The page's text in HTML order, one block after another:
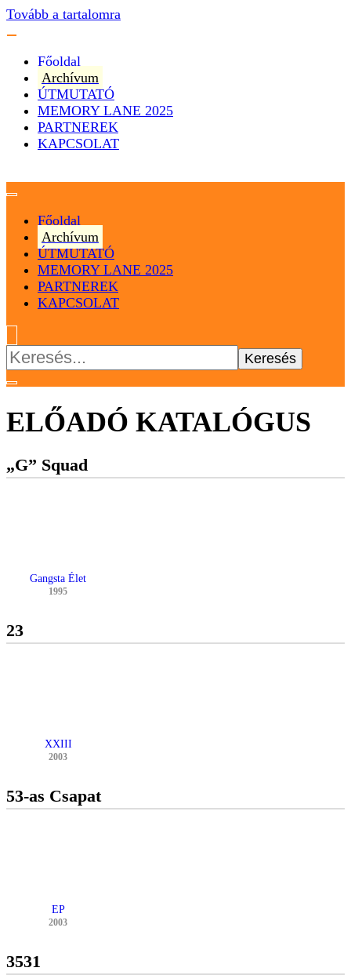
Tovább a tartalomra
Főoldal
Archívum
ÚTMUTATÓ
MEMORY LANE 2025
PARTNEREK
KAPCSOLAT
Magyar Hip Hop Archívum
Magyarország
Főoldal
Archívum
ÚTMUTATÓ
MEMORY LANE 2025
PARTNEREK
KAPCSOLAT
Keresés:
ELŐADÓ KATALÓGUS
„G” Squad
Gangsta Élet
1995
23
XXIII
2003
53-as Csapat
EP
2003
3531